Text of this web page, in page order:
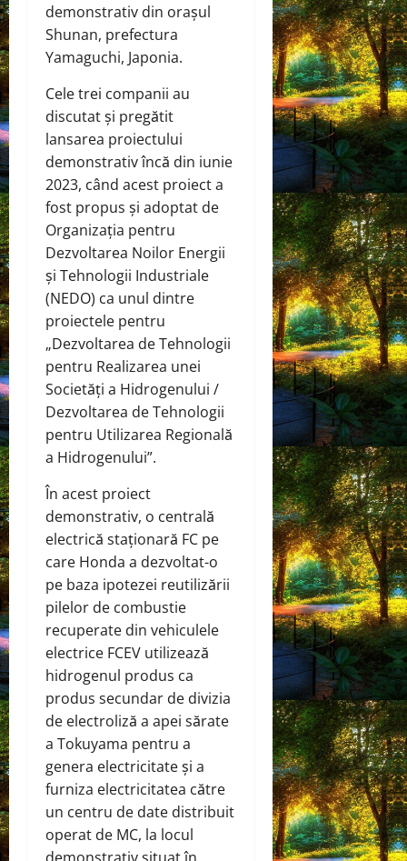
demonstrativ din orașul
Shunan, prefectura
Yamaguchi, Japonia.
Cele trei companii au
discutat și pregătit
lansarea proiectului
demonstrativ încă din iunie
2023, când acest proiect a
fost propus și adoptat de
Organizația pentru
Dezvoltarea Noilor Energii
și Tehnologii Industriale
(NEDO) ca unul dintre
proiectele pentru
„Dezvoltarea de Tehnologii
pentru Realizarea unei
Societăți a Hidrogenului /
Dezvoltarea de Tehnologii
pentru Utilizarea Regională
a Hidrogenului”.
În acest proiect
demonstrativ, o centrală
electrică staționară FC pe
care Honda a dezvoltat-o
pe baza ipotezei reutilizării
pilelor de combustie
recuperate din vehiculele
electrice FCEV utilizează
hidrogenul produs ca
produs secundar de divizia
de electroliză a apei sărate
a Tokuyama pentru a
genera electricitate și a
furniza electricitatea către
un centru de date distribuit
operat de MC, la locul